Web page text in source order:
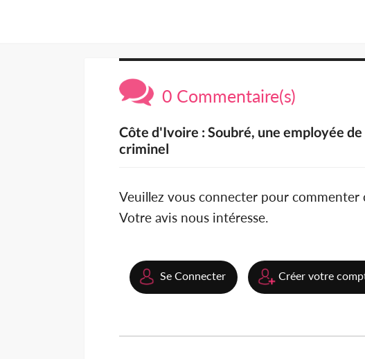
0 Commentaire(s)
Côte d'Ivoire : Soubré, une employée
criminel
Veuillez vous connecter pour commenter
Votre avis nous intéresse.
Se Connecter Créer votre